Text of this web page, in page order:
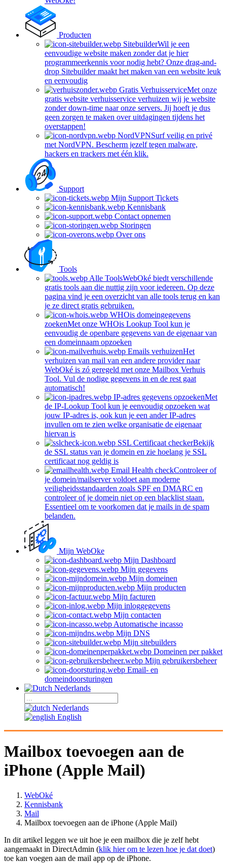
Producten
SitebuilderWil je een
eenvoudige website maken zonder dat je hier
programmeerkennis voor nodig hebt? Onze drag-and-
drop Sitebuilder maakt het maken van een website leuk
en eenvoudig
Gratis VerhuisserviceMet onze
gratis website verhuisservice verhuizen wij je website
zonder down-time naar onze servers. Jij hoeft je dus
geen zorgen te maken over uitdagingen tijdens het
overstappen!
NordVPNSurf veilig en privé
met NordVPN. Bescherm jezelf tegen malware,
hackers en trackers met één klik.
Support
Mijn Support Tickets
Kennisbank
Contact opnemen
Storingen
Over ons
Tools
Alle ToolsWebOké biedt verschillende
gratis tools aan die nuttig zijn voor iedereen. Op deze
pagina vind je een overzicht van alle tools terug en kan
je ze direct gratis gebruiken.
WHOis domeingegevens
zoekenMet onze WHOis Lookup Tool kun je
eenvoudig de openbare gegevens van de eigenaar van
een domeinnaam opzoeken
Emails verhuizenHet
verhuizen van mail van een andere provider naar
WebOké is zó geregeld met onze Mailbox Verhuis
Tool. Vul de nodige gegevens in en de rest gaat
automatisch!
IP-adres gegevens opzoekenMet
de IP-Lookup Tool kun je eenvoudig opzoeken wat
jouw IP-adres is, ook kun je een ander IP-adres
invullen om te zien welke organisatie de eigenaar
hiervan is
SSL Certificaat checkerBekijk
de SSL status van je domein en zie hoelang je SSL
certificaat nog geldig is
Email Health checkControleer of
je domein/mailserver voldoet aan moderne
veiligheidsstandaarden zoals SPF en DMARC en
controleer of je domein niet op een blacklist staan.
Essentieel om te voorkomen dat je mails in de spam
belanden.
Mijn WebOke
Mijn Dashboard
Mijn gegevens
Mijn domeinen
Mijn producten
Mijn facturen
Mijn inloggegevens
Mijn contacten
Automatische incasso
Mijn DNS
Mijn sitebuilders
Domeinen per pakket
Mijn gebruikersbeheer
Email- en
domeindoorsturingen
Nederlands
Nederlands
English
Mailbox toevoegen aan de
iPhone (Apple Mail)
WebOké
Kennisbank
Mail
Mailbox toevoegen aan de iPhone (Apple Mail)
In dit artikel leggen we uit hoe je een mailbox die je zelf hebt
aangemaakt in DirectAdmin (klik hier om te lezen hoe je dat doet)
toe kan voegen aan de mail app op de iPhone.